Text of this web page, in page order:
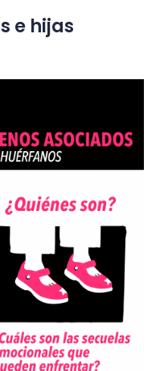
e hijas